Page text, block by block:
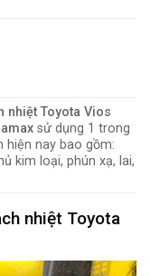
nhiệt Toyota Vios
sử dụng 1 trong
hiện nay bao gồm:
kim loại, phún xạ, lai,
nhiệt Toyota